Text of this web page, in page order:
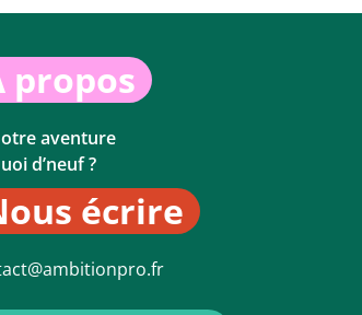
propos
aventure
d’neuf ?
écrire